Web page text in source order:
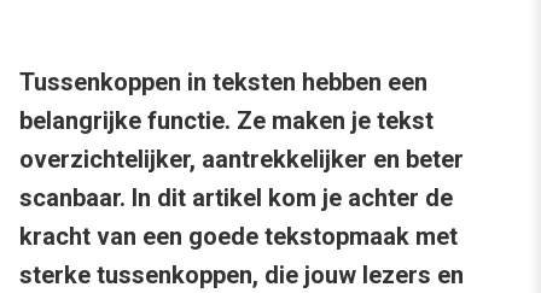
Tussenkoppen in teksten hebben een
belangrijke functie. Ze maken je tekst
overzichtelijker, aantrekkelijker en beter
scanbaar. In dit artikel kom je achter de
kracht van een goede tekstopmaak met
sterke tussenkoppen, die jouw lezers en